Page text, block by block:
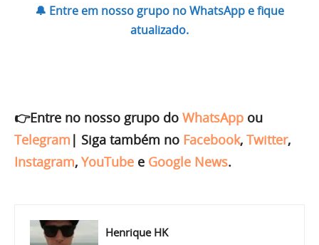
🔔 Entre em nosso grupo no WhatsApp e fique
atualizado.
👉Entre no nosso grupo do WhatsApp ou
Telegram | Siga também no Facebook, Twitter,
Instagram, YouTube e Google News.
Henrique HK